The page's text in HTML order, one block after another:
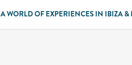
A WORLD OF EXPERIENCES IN IBIZA